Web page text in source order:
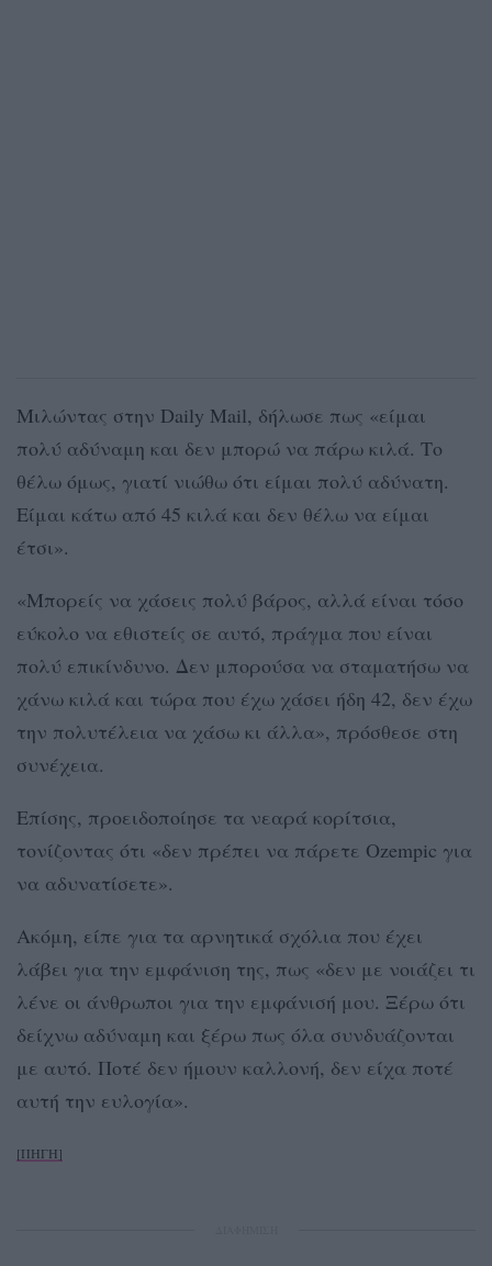
Μιλώντας στην Daily Mail, δήλωσε πως «είμαι
πολύ αδύναμη και δεν μπορώ να πάρω κιλά. Το
θέλω όμως, γιατί νιώθω ότι είμαι πολύ αδύνατη.
Είμαι κάτω από 45 κιλά και δεν θέλω να είμαι
έτσι».
«Μπορείς να χάσεις πολύ βάρος, αλλά είναι τόσο
εύκολο να εθιστείς σε αυτό, πράγμα που είναι
πολύ επικίνδυνο. Δεν μπορούσα να σταματήσω να
χάνω κιλά και τώρα που έχω χάσει ήδη 42, δεν έχω
την πολυτέλεια να χάσω κι άλλα», πρόσθεσε στη
συνέχεια.
Επίσης, προειδοποίησε τα νεαρά κορίτσια,
τονίζοντας ότι «δεν πρέπει να πάρετε Ozempic για
να αδυνατίσετε».
Ακόμη, είπε για τα αρνητικά σχόλια που έχει
λάβει για την εμφάνιση της, πως «δεν με νοιάζει τι
λένε οι άνθρωποι για την εμφάνισή μου. Ξέρω ότι
δείχνω αδύναμη και ξέρω πως όλα συνδυάζονται
με αυτό. Ποτέ δεν ήμουν καλλονή, δεν είχα ποτέ
αυτή την ευλογία».
[ΠΗΓΗ]